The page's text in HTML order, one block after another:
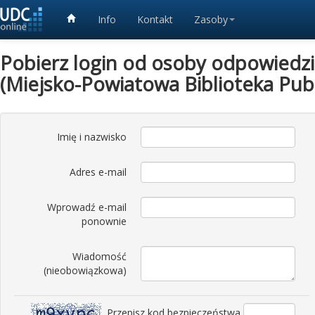
Info Kontakt Zasoby
Pobierz login od osoby
(Miejsko-Powiatowa Biblioteka
Imię i nazwisko
Adres e-mail
Wprowadź e-mail
ponownie
Wiadomość
(nieobowiązkowa)